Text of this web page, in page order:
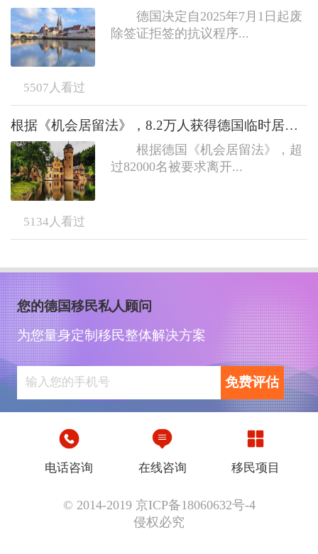
德国决定自2025年7月1日起废
除签证拒签的抗议程序...
5507 人看过
根据《机会居留法》，8.2万人获得德国临时居留权
根据德国《机会居留法》，超
过82000名被要求离开...
5134 人看过
您的德国移民私人顾问
为您量身定制移民整体解决方案
免费评估
电话咨询 在线咨询 移民项目
© 2014-2019 京ICP备18060632号-4
侵权必究